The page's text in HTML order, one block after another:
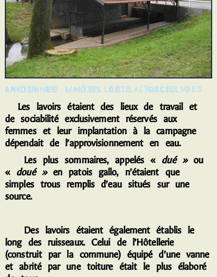
LAVOIR DE L'HÔTELLERIE (TUILES DES ANCIENNES HALLES DE LA GACILLY)
Les lavoirs étaient des lieux de travail et
de sociabilité exclusivement réservés aux
femmes et leur implantation à la campagne
dépendait de l’approvisionnement en eau.
Les plus sommaires, appelés « dué »ou
« doué »en patois gallo, n’étaient que
simples trous remplis d’eau situés sur une
source.
Des lavoirs étaient également établis le
long des ruisseaux. Celui de l’Hôtellerie
(construit par la commune) équipé d’une vanne
et abrité par une toiture était le plus élaboré